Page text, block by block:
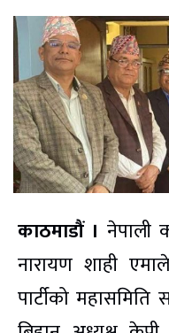
काठमाडौं । नेपाली
नारायण शाही
पार्टीको